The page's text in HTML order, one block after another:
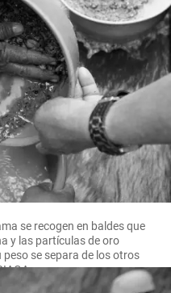
se recogen en baldes que
y las partículas de oro
se separa de los otros